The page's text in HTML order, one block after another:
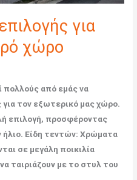
για
χώρο
πολλούς από εμάς να
τον εξωτερικό μας χώρο.
επιλογή, προσφέροντας
ήλιο. Είδη τεντών: Χρώματα
σε μεγάλη ποικιλία
ταιριάζουν με το στυλ του